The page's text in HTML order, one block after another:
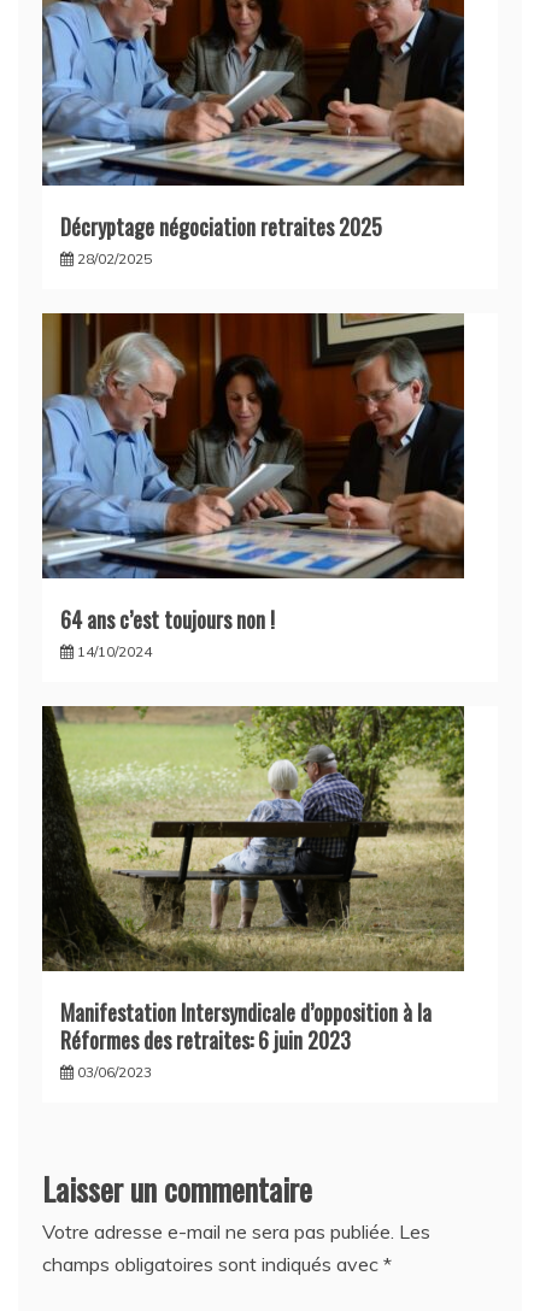
Décryptage négociation retraites 2025
28/02/2025
64 ans c’est toujours non !
14/10/2024
Manifestation Intersyndicale d’opposition à la
Réformes des retraites: 6 juin 2023
03/06/2023
Laisser un commentaire
Votre adresse e-mail ne sera pas publiée. Les
champs obligatoires sont indiqués avec *